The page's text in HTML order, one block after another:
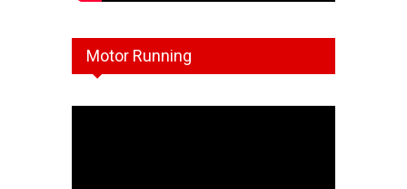
Motor Running